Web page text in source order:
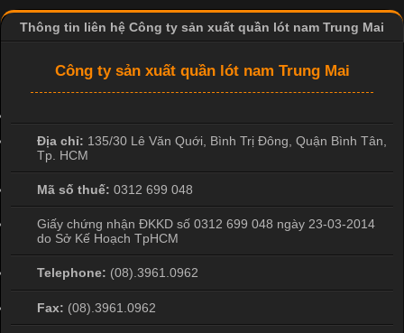
Công Nghệ In Chuyển Nhiệt Trong Ngành Thời Trang Hiện
In Chuyển Nhiệt Là Gì? Công Nghệ In Hiện Đại Trong Ngành
May Mặc Trong ngành in ấn và thời trang, in chuyển nhiệt đang
là một trong những công nghệ phổ biến nhờ khả năng tạo ra
hình ảnh sắc nét và bền màu. Đặc biệt, kỹ thuật này được ứng
Thông tin liên hệ Công ty sản xuất quần lót nam Trung Mai
Công ty sản xuất quần lót nam Trung Mai
Địa chỉ: 135/30 Lê Văn Quới, Bình Trị Đông Quận Bình Tân
Tp. HCM
Mã số thuế: 0312 699 048
Giấy chứng nhận ĐKKD số 0312 699 048 ngày 23-03-2014
do Sở Kế Hoạch TpHCM
Telephone: (08).3961.0962
Fax: (08).3961.0962